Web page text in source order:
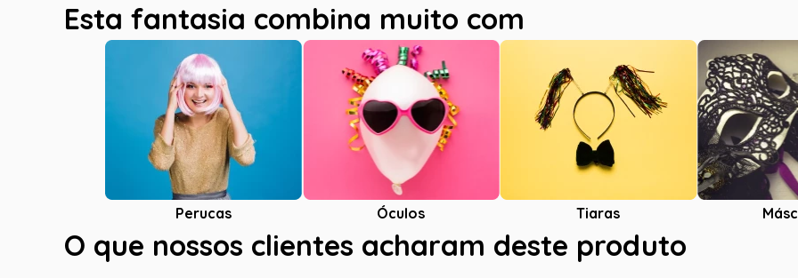
Esta fantasia combina muito com
Perucas Óculos Tiaras
O que nossos clientes acharam deste produto